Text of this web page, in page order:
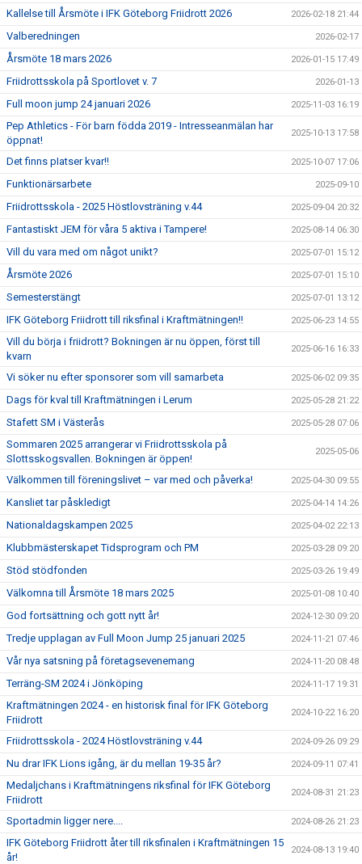
Kallelse till Årsmöte i IFK Göteborg Friidrott 2026 2026-02-18 21:44
Valberedningen 2026-02-17
Årsmöte 18 mars 2026 2026-01-15 17:49
Friidrottsskola på Sportlovet v. 7 2026-01-13
Full moon jump 24 januari 2026 2025-11-03 16:19
Pep Athletics - För barn födda 2019 - Intresseanmälan har
öppnat!
2025-10-13 17:58
Det finns pIatser kvar!! 2025-10-07 17:06
Funktionärsarbete 2025-09-10
Friidrottsskola - 2025 Höstlovsträning v.44 2025-09-04 20:32
Fantastiskt JEM för våra 5 aktiva i Tampere! 2025-08-14 06:30
Vill du vara med om något unikt? 2025-07-01 15:12
Årsmöte 2026 2025-07-01 15:10
Semesterstängt 2025-07-01 13:12
IFK Göteborg Friidrott till riksfinal i Kraftmätningen!! 2025-06-23 14:55
Vill du börja i friidrott? Bokningen är nu öppen, först till
kvarn
2025-06-16 16:33
Vi söker nu efter sponsorer som vill samarbeta 2025-06-02 09:35
Dags för kval till Kraftmätningen i Lerum 2025-05-28 21:22
Stafett SM i Västerås 2025-05-28 07:06
Sommaren 2025 arrangerar vi Friidrottsskola på
Slottsskogsvallen. Bokningen är öppen!
2025-05-06
Välkommen till föreningslivet – var med och påverka! 2025-04-30 09:55
Kansliet tar påskledigt 2025-04-14 14:26
Nationaldagskampen 2025 2025-04-02 22:13
Klubbmästerskapet Tidsprogram och PM 2025-03-28 09:20
Stöd stödfonden 2025-03-26 19:49
Välkomna till Årsmöte 18 mars 2025 2025-01-08 10:40
God fortsättning och gott nytt år! 2024-12-30 09:20
Tredje upplagan av Full Moon Jump 25 januari 2025 2024-11-21 07:46
Vår nya satsning på företagsevenemang 2024-11-20 08:48
Terräng-SM 2024 i Jönköping 2024-11-17 19:31
Kraftmätningen 2024 - en historisk final för IFK Göteborg
Friidrott
2024-10-22 16:20
Friidrottsskola - 2024 Höstlovsträning v.44 2024-09-26 09:29
Nu drar IFK Lions igång, är du mellan 19-35 år? 2024-09-11 07:41
Medaljchans i Kraftmätningens riksfinal för IFK Göteborg
Friidrott
2024-08-31 21:23
Sportadmin ligger nere.... 2024-08-26 21:23
IFK Göteborg Friidrott åter till riksfinalen i Kraftmätningen 15
år!
2024-08-13 19:40